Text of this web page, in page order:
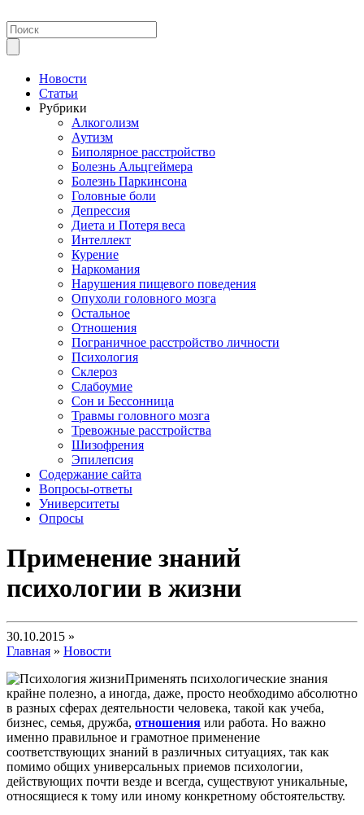
Новости
Статьи
Рубрики
Алкоголизм
Аутизм
Биполярное расстройство
Болезнь Альцгеймера
Болезнь Паркинсона
Головные боли
Депрессия
Диета и Потеря веса
Интеллект
Курение
Наркомания
Нарушения пищевого поведения
Опухоли головного мозга
Остальное
Отношения
Пограничное расстройство личности
Психология
Склероз
Слабоумие
Сон и Бессонница
Травмы головного мозга
Тревожные расстройства
Шизофрения
Эпилепсия
Содержание сайта
Вопросы-ответы
Университеты
Опросы
Применение знаний
психологии в жизни
30.10.2015 »
Главная » Новости
Применять психологические знания
крайне полезно, а иногда, даже, просто необходимо абсолютно
в разных сферах деятельности человека, такой как учеба,
бизнес, семья, дружба, отношения или работа. Но важно
именно правильное и грамотное применение
соответствующих знаний в различных ситуациях, так как
помимо общих универсальных приемов психологии,
действующих почти везде и всегда, существуют уникальные,
относящиеся к тому или иному конкретному обстоятельству.